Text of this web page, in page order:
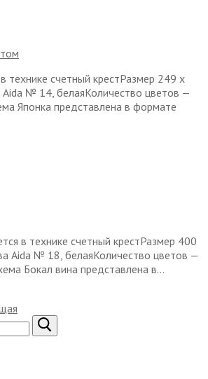
технике счетный крестРазмер 249 х
Aida № 14, белаяКоличество цветов —
Японка представлена в формате
в технике счетный крестРазмер 400
Aida № 18, белаяКоличество цветов —
Бокал вина представлена в…